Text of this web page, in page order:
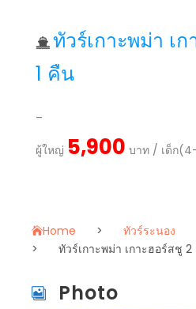
ทัวร์เกาะพม่า เ
1 คืน
–
ผู้ใหญ่ 5,900 บาท / เด็ก(4-
Home > ทัวร์ระนอง
>
ทัวร์เกาะพม่า เกาะฮอร์สชู 2
Photo